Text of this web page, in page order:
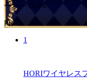
ーラーTOP4
PR
1
HORIワイヤレス